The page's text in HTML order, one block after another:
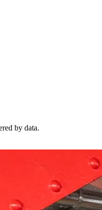
by data.